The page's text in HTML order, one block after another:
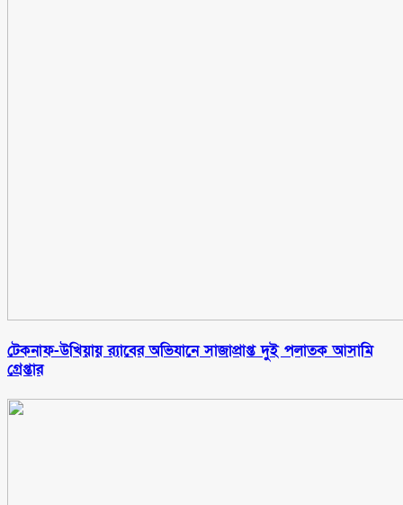
টেকনাফ-উখিয়ায় র‌্যাবের অভিযানে সাজাপ্রাপ্ত দুই পলাতক আসামি
গ্রেপ্তার